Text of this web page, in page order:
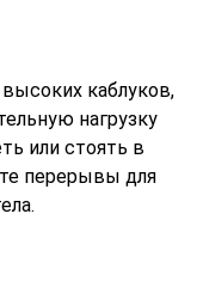
каблуков,
нагрузку
или стоять в
перерывы для